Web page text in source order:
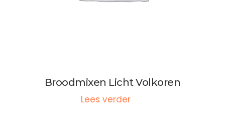
Broodmixen Licht Volkoren
Lees verder